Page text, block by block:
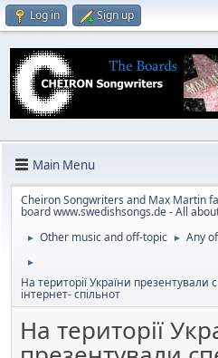
Log in Sign up
Main Menu
Cheiron Songwriters and Max Martin
board www.swedishsongs.de - All
► Other music and off-topic ► Any
►
На території України
інтернет- спільнот
На території